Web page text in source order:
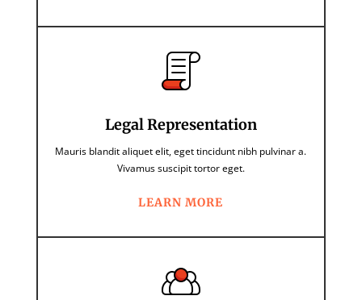
Legal Representation
Mauris blandit aliquet elit, eget tincidunt nibh pulvinar a.
Vivamus suscipit tortor eget.
LEARN MORE